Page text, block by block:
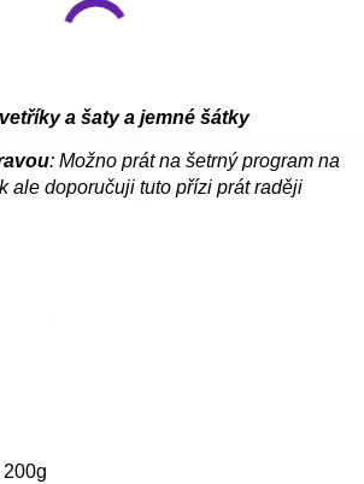
a šaty a jemné šátky
: Možno prát na šetrný program na
ale doporučuji tuto přízi prát raději